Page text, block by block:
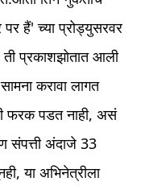
हैं' च्या प्रोड्युसरवर
प्रकाशझोतात आली
करावा लागत
फरक पडत नाही, असं
संपत्ती अंदाजे 33
या अभिनेत्रीला